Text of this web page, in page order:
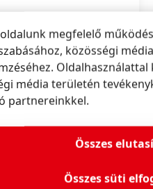
szerepet tölt be a
szigetelőanyagok
terén.
megfelelő
közösségi
média területén
partnereinkkel.
Összes
Összes süti